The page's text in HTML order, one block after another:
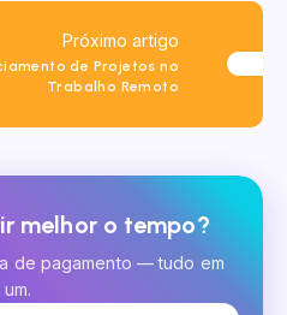
Próximo artigo
de Projetos no
Trabalho Remoto
melhor o tempo?
de pagamento — tudo em
um.